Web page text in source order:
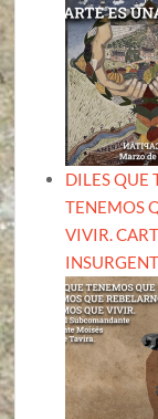
DILES QUE
TENEMOS
VIVIR.